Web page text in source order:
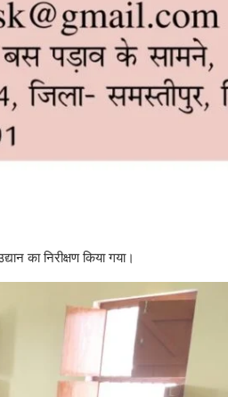
का निरीक्षण किया गया।